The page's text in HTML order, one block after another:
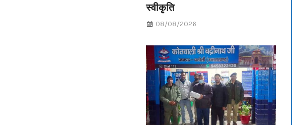
स्वीकृति
08/08/2026